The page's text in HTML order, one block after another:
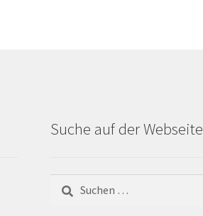
Suche auf der Webseite
nach: